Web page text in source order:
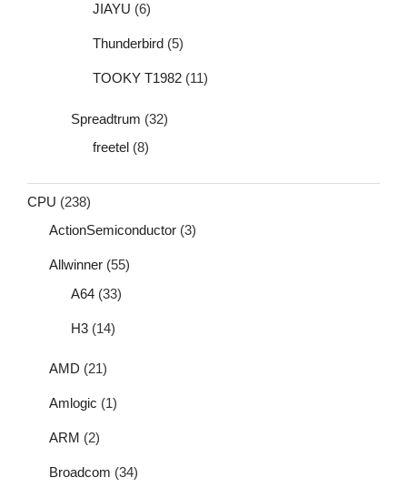
JIAYU (6)
Thunderbird (5)
TOOKY T1982 (11)
Spreadtrum (32)
freetel (8)
CPU (238)
ActionSemiconductor (3)
Allwinner (55)
A64 (33)
H3 (14)
AMD (21)
Amlogic (1)
ARM (2)
Broadcom (34)